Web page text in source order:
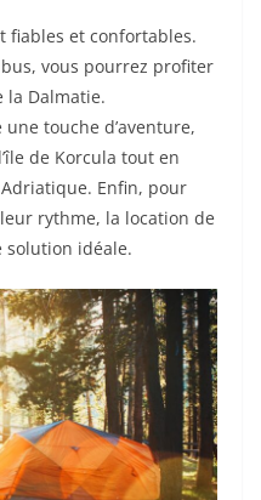
fiables et confortables.
vous pourrez profiter
la Dalmatie.
touche d’aventure,
de Korcula tout en
Enfin, pour
rythme, la location de
solution idéale.